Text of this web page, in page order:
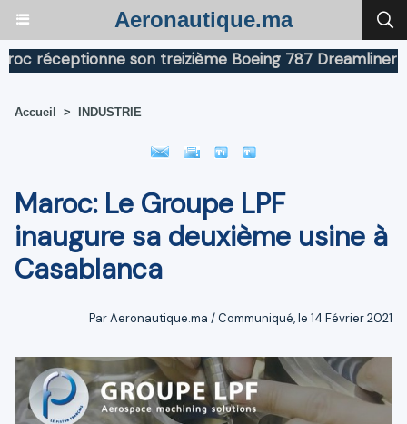
Aeronautique.ma
son treizième Boeing 787 Dreamliner
Accueil > INDUSTRIE
Maroc: Le Groupe LPF
inaugure sa deuxième usine à
Casablanca
Par Aeronautique.ma / Communiqué, le 14 Février 2021